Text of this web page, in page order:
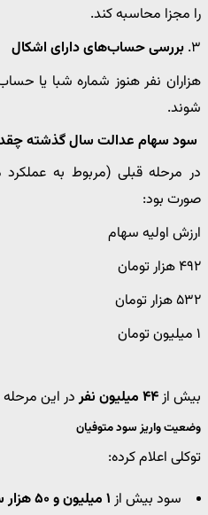
را مجزا محاسبه کند.
۳. بررسی حساب‌های دارای اشکال
هزاران نفر هنوز شماره شبا یا
شوند.
سود سهام عدالت سال گذشته
صورت بود:
ارزش اولیه سهام سود
۴۹۲ هزار تومان ۸۱۴ هزار تومان
۵۳۲ هزار تومان ۸۸۱ هزار تومان
۱ میلیون تومان ۱ میلیون و ۶۵۰ هزار تومان
بیش از۴۴ میلیون نفر در این مرحله
وضعیت واریز سود متوفیان
توکلی اعلام کرده:
سود بیش از ۱ میلیون و ۵۰ هزار سهامدار متوفی